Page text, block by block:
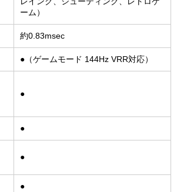
ーム）
約0.83msec
●（ゲームモード 144Hz VRR対応）
●
●
●
●